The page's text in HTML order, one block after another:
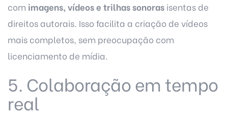
com imagens, vídeos e trilhas sonoras isentas de
direitos autorais. Isso facilita a criação de vídeos
mais completos, sem preocupação com
licenciamento de mídia.
5. Colaboração em tempo
real